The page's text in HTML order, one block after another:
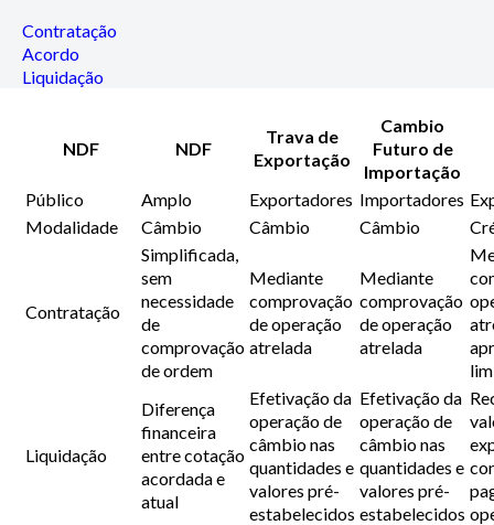
Contratação
Acordo
Liquidação
NDF NDF
Trava de
Exportação
Cambio
Futuro de
Importação
Público
Amplo Exportadores Importadores
Modalidade
Câmbio Câmbio Câmbio
Contratação
Simplificada,
sem
necessidade
de
comprovação
de ordem
Mediante
comprovação
de operação
atrelada
Mediante
comprovação
de operação
atrelada
Liquidação
Diferença
financeira
entre cotação
acordada e
atual
Efetivação da
operação de
câmbio nas
quantidades e
valores pré-
estabelecidos
Efetivação da
operação de
câmbio nas
quantidades e
valores pré-
estabelecidos